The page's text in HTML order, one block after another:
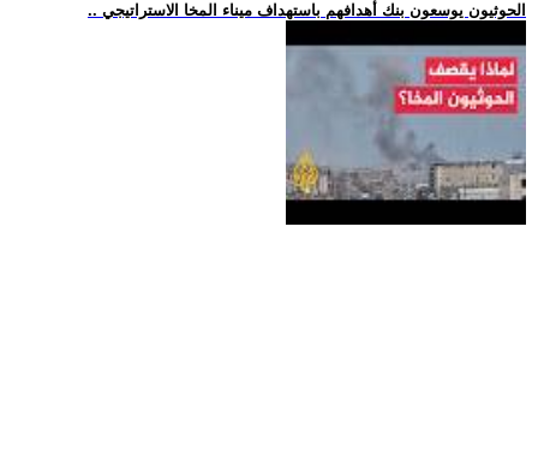
.. الحوثيون يوسعون بنك أهدافهم باستهداف ميناء المخا الاستراتيجي